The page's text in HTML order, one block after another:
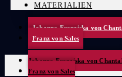
MATERIALIEN
Johanna Franziska von
Franz von Sales
Johanna Franziska von
Franz von Sales